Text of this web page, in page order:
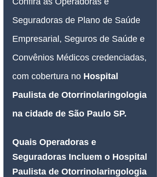
Seguradoras de Plano de Saúde
Empresarial, Seguros de Saúde e
Convênios Médicos credenciadas,
com cobertura no Hospital
Paulista de Otorrinolaringologia
na cidade de São Paulo SP.
Quais Operadoras e
Seguradoras Incluem o Hospital
Paulista de Otorrinolaringologia